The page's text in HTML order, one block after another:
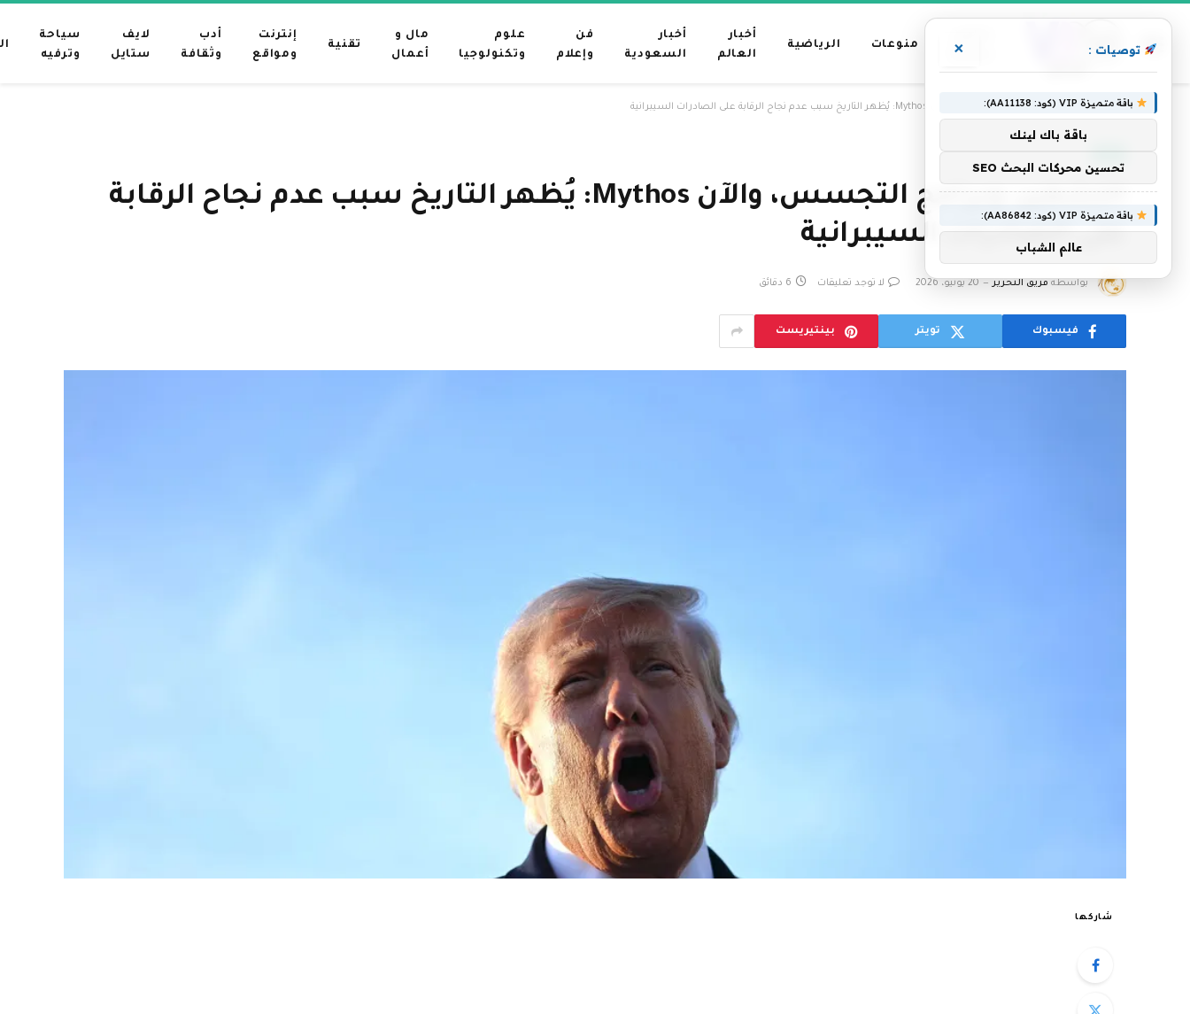
رئيسية
منوعات الرياضية
أخبار
العالم
أخبار
السعودية
فن
وإعلام
علوم
وتكنولوجيا
مال و
أعمال
تقنية
إنترنت
ومواقع
أدب
وثقافة
لايف
ستايل
سياحة
وترفيه
الرئيسية » التشفير، وبرامج التجسس، والآن Mythos: يُظهر التاريخ سبب عدم نجاح الرقابة على الصادرات السيبرانية
التشفير، وبرامج التجسس، والآن Mythos: يُظهر التاريخ سبب عدم نجاح الرقابة
على الصادرات السيبرانية
بواسطة فريق التحرير 20 يونيو، 2026 لا توجد تعليقات 6 دقائق
فيسبوك تويتر بينتيريست
شاركها
توصيات : ×
باقة متميزة VIP (كود: AA11138):
باقة باك لينك
تحسين محركات البحث SEO
باقة متميزة VIP (كود: AA86842):
عالم الشباب